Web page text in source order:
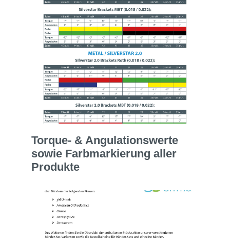
Torque- & Angulationswerte
sowie Farbmarkierung aller
Produkte